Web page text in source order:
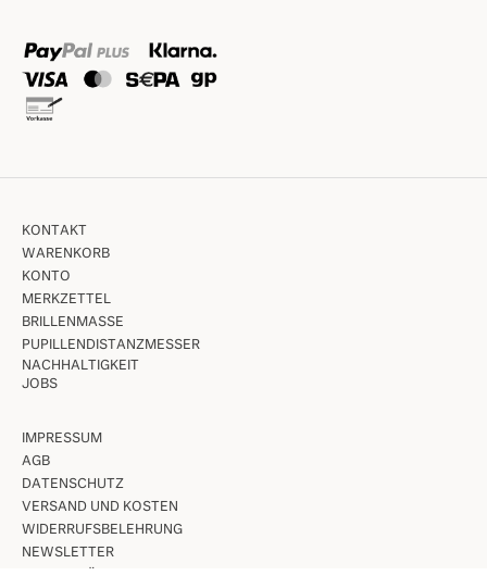
KONTAKT
WARENKORB
KONTO
MERKZETTEL
BRILLENMASSE
PUPILLENDISTANZMESSER
NACHHALTIGKEIT
JOBS
IMPRESSUM
AGB
DATENSCHUTZ
VERSAND UND KOSTEN
WIDERRUFSBELEHRUNG
NEWSLETTER